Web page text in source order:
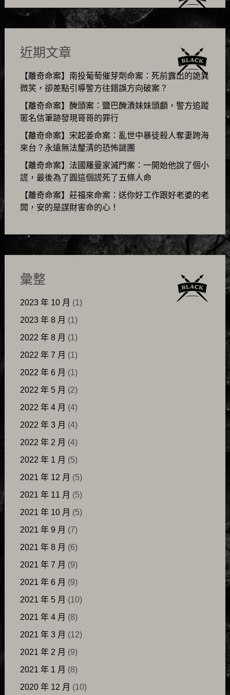
近期文章
【離奇命案】南投葡萄催芽劑命案：死前露出的詭異
微笑，卻差點引導警方往錯誤方向破案？
【離奇命案】醃頭案：鹽巴醃漬妹妹頭顱，警方追蹤
匿名信筆跡發現哥哥的罪行
【離奇命案】宋起姜命案：亂世中暴徒殺人奪妻跨海
來台？永遠無法釐清的恐怖謎團
【離奇命案】法國羅曼家滅門案：一開始他說了個小
謊，最後為了圓這個謊死了五條人命
【離奇命案】莊福來命案：送你好工作跟好老婆的老
闆，安的是謀財害命的心！
彙整
2023 年 10 月 (1)
2023 年 8 月 (1)
2022 年 8 月 (1)
2022 年 7 月 (1)
2022 年 6 月 (1)
2022 年 5 月 (2)
2022 年 4 月 (4)
2022 年 3 月 (4)
2022 年 2 月 (4)
2022 年 1 月 (5)
2021 年 12 月 (5)
2021 年 11 月 (5)
2021 年 10 月 (5)
2021 年 9 月 (7)
2021 年 8 月 (6)
2021 年 7 月 (9)
2021 年 6 月 (9)
2021 年 5 月 (10)
2021 年 4 月 (8)
2021 年 3 月 (12)
2021 年 2 月 (9)
2021 年 1 月 (8)
2020 年 12 月 (10)